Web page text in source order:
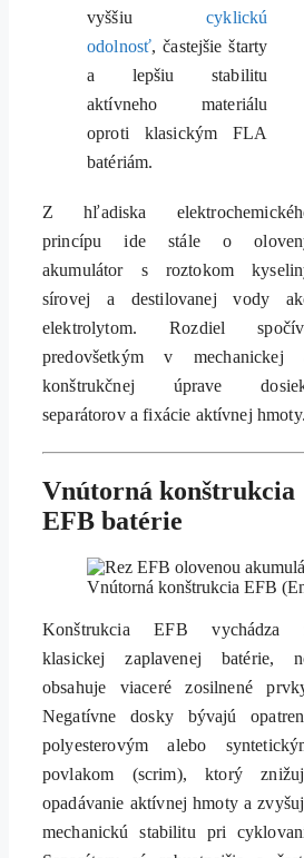
vyššiucyklickú
odolnosť, častejšie štarty
a lepšiu stabilitu
aktívneho materiálu
oproti klasickým FLA
batériám.
Z hľadiska
princípu ide stále o
akumulátor s roztokom
sírovej a destilovanej vody
elektrolytom. Rozdiel
predovšetkým v mechanickej
konštrukčnej úprave
separátorov a fixácie aktívnej hmoty.
Vnútorná konštrukcia
EFB batérie
Vnútorná konštrukcia EFB
Konštrukcia EFB vychádza
klasickej zaplavenej batérie,
obsahuje viaceré zosilnené
Negatívne dosky bývajú
polyesterovým alebo
povlakom (scrim), ktorý
opadávanie aktívnej hmoty a
mechanickú stabilitu pri